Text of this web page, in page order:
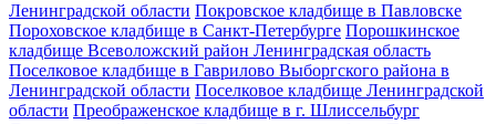
Ленинградской области Покровское кладбище в Павловске
Пороховское кладбище в Санкт-Петербурге Порошкинское
кладбище Всеволожский район Ленинградская область
Поселковое кладбище в Гаврилово Выборгского района в
Ленинградской области Поселковое кладбище Ленинградской
области Преображенское кладбище в г. Шлиссельбург